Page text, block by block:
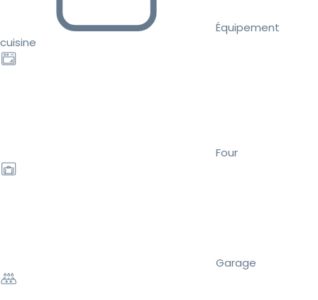
Équipement
cuisine
Four
Garage